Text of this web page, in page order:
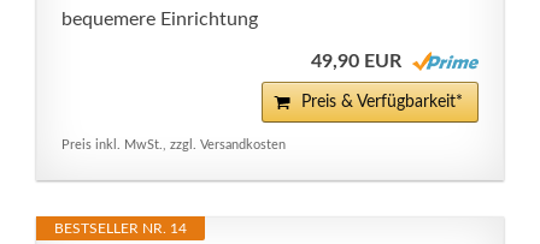
bequemere Einrichtung
49,90 EUR
Preis & Verfügbarkeit*
Preis inkl. MwSt., zzgl. Versandkosten
BESTSELLER NR. 14